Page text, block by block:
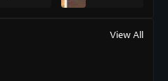
View All